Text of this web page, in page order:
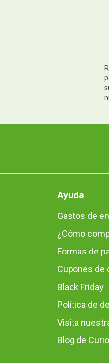
Ayuda
Gastos de
¿Cómo
Formas de
Cupones de
Black Friday
Política de
Visita
Blog de